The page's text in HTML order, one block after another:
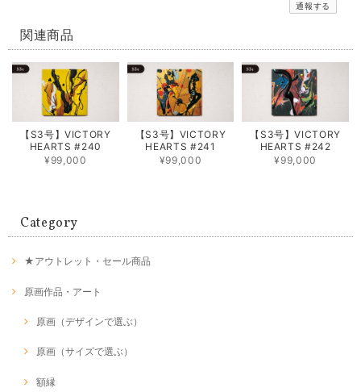
通報する
関連商品
【S3号】VICTORY
HEARTS #240
¥99,000
【S3号】VICTORY
HEARTS #241
¥99,000
【S3号】VICTORY
HEARTS #242
¥99,000
Category
★アウトレット・セール商品
原画作品・アート
原画（デザインで選ぶ）
原画（サイズで選ぶ）
額縁